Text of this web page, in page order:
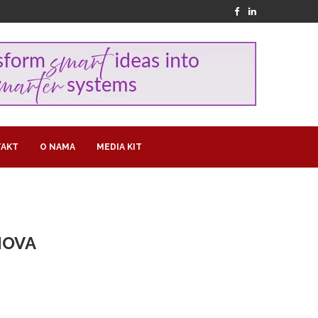
O NAMA MEDIA KIT